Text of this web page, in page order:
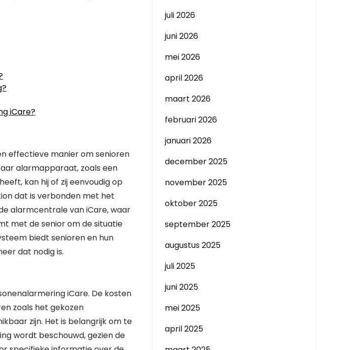
iCare?
effectieve manier om senioren
alarmapparaat, zoals een
kan hij of zij eenvoudig op
dat is verbonden met het
alarmcentrale van iCare, waar
met de senior om de situatie
biedt senioren en hun
dat nodig is.
iCare. De kosten
zoals het gekozen
zijn. Het is belangrijk om te
wordt beschouwd, gezien de
juli 2026
juni 2026
mei 2026
april 2026
maart 2026
februari 2026
januari 2026
december 2025
november 2025
oktober 2025
september 2025
augustus 2025
juli 2025
juni 2025
mei 2025
april 2025